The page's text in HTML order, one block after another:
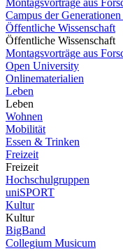
Montagsvorträge aus
Campus der
Öffentliche Wissenschaft
Öffentliche Wissenschaft
Montagsvorträge aus
Open University
Onlinematerialien
Leben
Leben
Wohnen
Mobilität
Essen & Trinken
Freizeit
Freizeit
Hochschulgruppen
uniSPORT
Kultur
Kultur
BigBand
Collegium Musicum